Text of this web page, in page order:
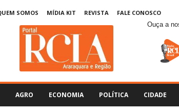
SOMOS MÍDIA KIT REVISTA
FALE CONOSCO
Ouça a
AGRO ECONOMIA POLÍTICA CIDADE